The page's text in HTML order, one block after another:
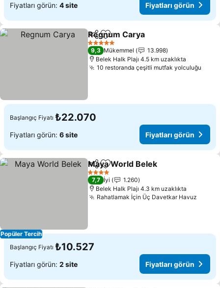
Fiyatları görün: 4 site Fiyatları görün
PaylaşFavorilerime ekle
Regnum Carya
5 Yıldız
9,3 Mükemmel
13.998
Belek Halk Plajı 4.5 km uzaklıkta
10 restoranda çeşitli mutfak yolculuğu
Başlangıç Fiyatı ₺22.070
Fiyatları görün: 6 site Fiyatları görün
Popüler Tercih
PaylaşFavorilerime ekle
Maya World Belek
4 Yıldız
7,7 İyi
1.260
Belek Halk Plajı 4.3 km uzaklıkta
Rahatlamak İçin Üç Davetkar Havuz
Başlangıç Fiyatı ₺10.527
Fiyatları görün: 2 site Fiyatları görün